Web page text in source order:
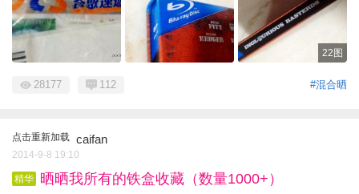
22图
#混合晒
28177 112
点击重新加载 caifan
2014-9-8 19:10
精华 晒晒我所有的铁盒收藏（数量1000+）